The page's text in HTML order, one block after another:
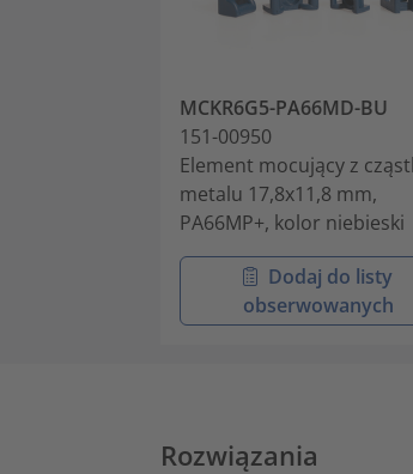
MCKR6G5-PA66MD-BU
151-00950
Element mocujący z
metalu 17,8x11,8 mm,
PA66MP+, kolor niebieski
Dodaj do listy
obserwowanych
Rozwiązania